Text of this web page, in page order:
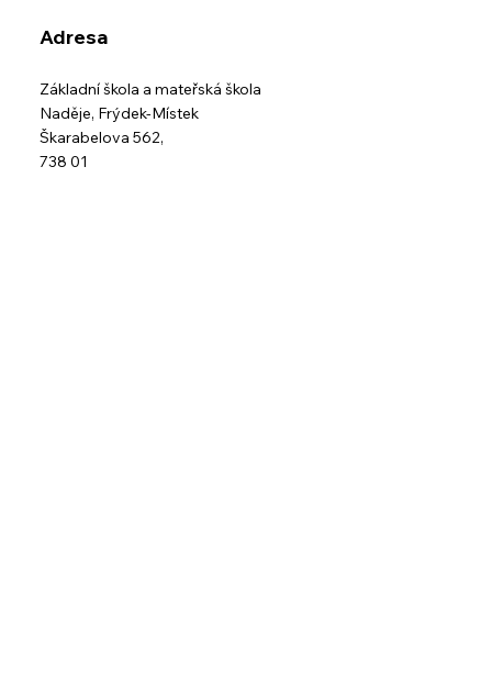
Adresa
Základní škola a mateřská škola
Naděje, Frýdek-Místek
Škarabelova 562,
738 01